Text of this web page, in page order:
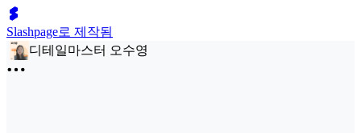
Slashpage로 제작됨
디테일마스터 오수영